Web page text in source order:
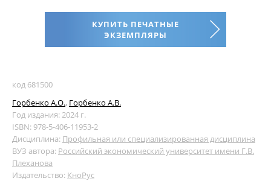
КУПИТЬ ПЕЧАТНЫЕ
ЭКЗЕМПЛЯРЫ
код 681500
Горбенко А.О., Горбенко А.В.
Год издания: 2024 г.
ISBN: 978-5-406-11953-2
Дисциплина: Профильная или специализированная дисциплина
ВУЗ автора: Российский экономический университет имени Г.В.
Плеханова
Издательство: КноРус